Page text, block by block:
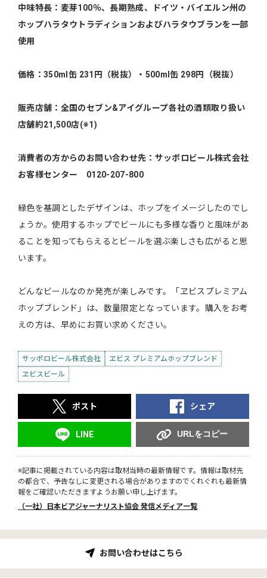
中味特長：麦芽100％、長期熟成、ドイツ・バイエルン州の
ホップハラタウトラディションおよびハラタウブランを一部
使用
価格：350ml缶 231円（税抜）・500ml缶 298円（税抜）
販売店舗：全国のセブン&アイグループ各社の酒類取り扱い
店舗約21,500店(※1)
消費者の方からのお問い合わせ先：サッポロビール株式会社
お客様センター 0120-207-800
緑色を基調としたデザインは、ホップをイメージしたのでし
ょうか。使用するホップでビールにも多様な香りと風味があ
ることを知ってもらえるとビールを選ぶ楽しさも広がると思
います。
どんなビールなのか発売が楽しみです。「ヱビスプレミアム
ホップブレンド」は、数量限定となっています。購入をお考
えの方は、早めにお買い求めください。
サッポロビール株式会社
ヱビス プレミアムホップブレンド
ヱビスビール
ポスト シェア
LINE URLをコピー
※記事に掲載されている内容は取材当時の最新情報です。情報は取材先
の都合で、予告なしに変更される場合がありますのでくれぐれも最新情
報をご確認いただきますようお願い申し上げます。
（一社）日本ビアジャーナリスト協会 発信メディア一覧
お問い合わせはこちら